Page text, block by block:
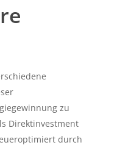
zu
Direktinvestment
durch